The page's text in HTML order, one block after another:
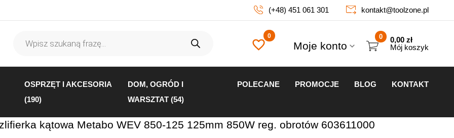
(+48) 451 061 301 kontakt@toolzone.pl
produktów
Moje konto
0,00 zł
Mój koszyk
0
OSPRZĘT I AKCESORIA
(190)
DOM, OGRÓD I
WARSZTAT (54)
POLECANE PROMOCJE BLOG KONTAKT
kątowa Metabo WEV 850-125 125mm 850W reg. obrotów 603611000